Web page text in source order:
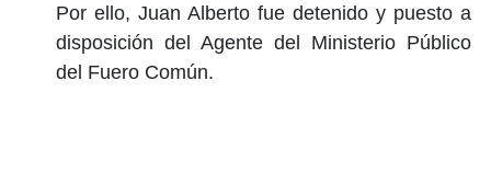
Por ello, Juan Alberto fue detenido y puesto a
disposición del Agente del Ministerio Público
del Fuero Común.